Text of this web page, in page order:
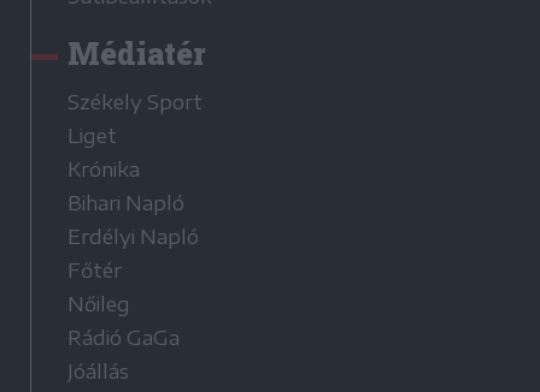
Médiatér
Székely Sport
Liget
Krónika
Bihari Napló
Erdélyi Napló
Főtér
Nőileg
Rádió GaGa
Jóállás